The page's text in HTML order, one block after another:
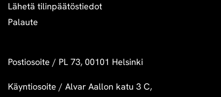
Lähetä tilinpäätöstiedot
Palaute
Postiosoite / PL 73, 00101 Helsinki
Käyntiosoite / Alvar Aallon katu 3 C,